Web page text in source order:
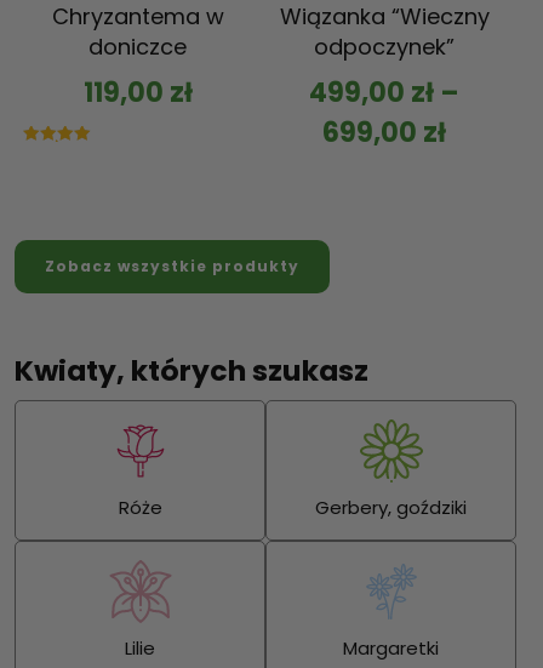
Chryzantema w
doniczce
119,00 zł
Wiązanka “Wieczny
odpoczynek”
499,00 zł –
699,00 zł
Zobacz wszystkie produkty
Kwiaty, których szukasz
Róże Gerbery, goździki
Lilie Margaretki